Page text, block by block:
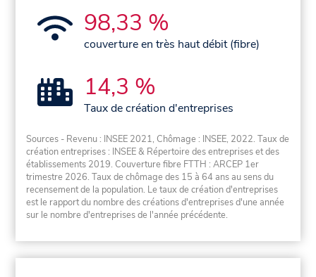
98,33 %
couverture en très haut débit (fibre)
14,3 %
Taux de création d'entreprises
Sources - Revenu : INSEE 2021, Chômage : INSEE, 2022. Taux de
création entreprises : INSEE & Répertoire des entreprises et des
établissements 2019. Couverture fibre FTTH : ARCEP 1er
trimestre 2026. Taux de chômage des 15 à 64 ans au sens du
recensement de la population. Le taux de création d'entreprises
est le rapport du nombre des créations d'entreprises d'une année
sur le nombre d'entreprises de l'année précédente.